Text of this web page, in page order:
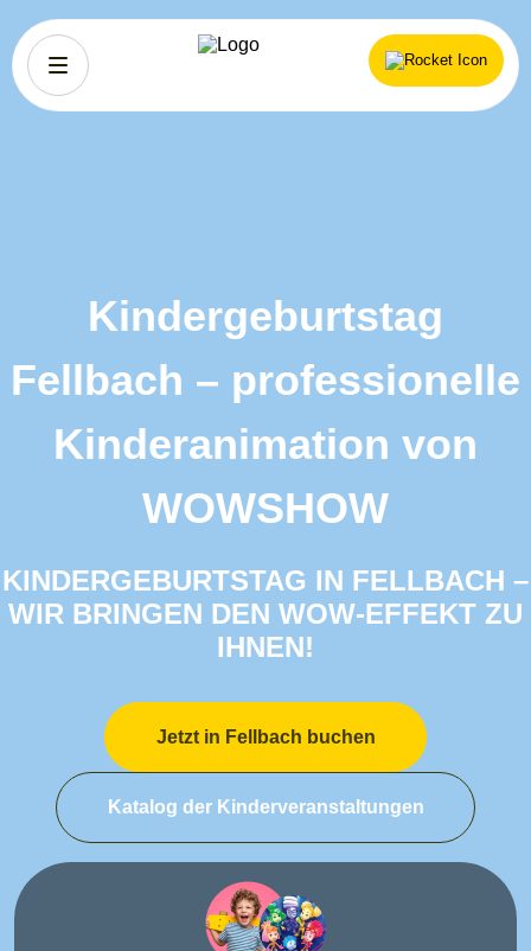
Kindergeburtstag
Fellbach – professionelle
Kinderanimation von
WOWSHOW
KINDERGEBURTSTAG IN FELLBACH –
WIR BRINGEN DEN WOW-EFFEKT ZU
IHNEN!
Jetzt in Fellbach buchen
Katalog der Kinderveranstaltungen